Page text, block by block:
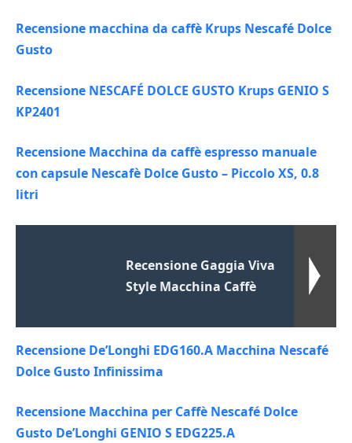
Recensione macchina da caffè Krups Nescafé Dolce
Gusto
Recensione NESCAFÉ DOLCE GUSTO Krups GENIO S
KP2401
Recensione Macchina da caffè espresso manuale
con capsule Nescafè Dolce Gusto – Piccolo XS, 0.8
litri
Recensione Gaggia Viva
Style Macchina Caffè
Recensione De’Longhi EDG160.A Macchina Nescafé
Dolce Gusto Infinissima
Recensione Macchina per Caffè Nescafé Dolce
Gusto De’Longhi GENIO S EDG225.A